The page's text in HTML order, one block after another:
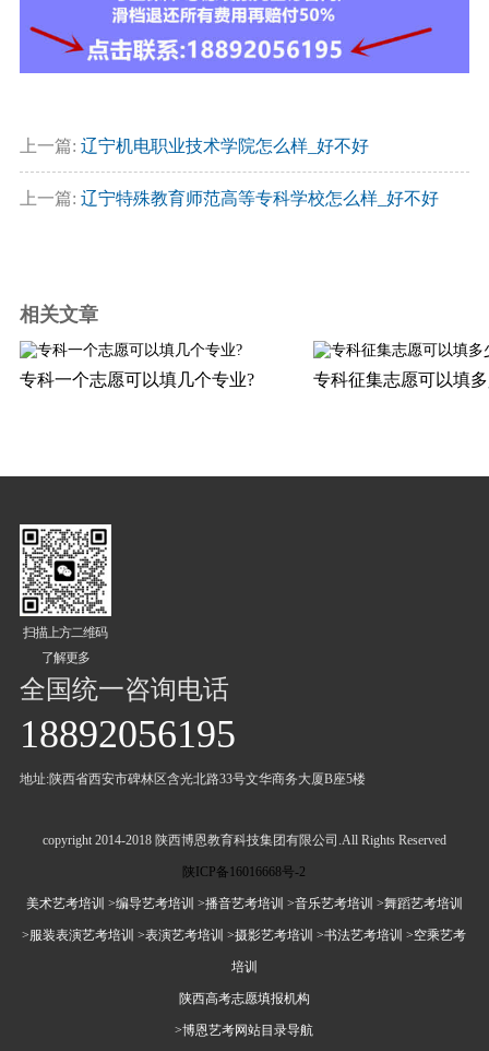
上一篇: 辽宁机电职业技术学院怎么样_好不好
上一篇: 辽宁特殊教育师范高等专科学校怎么样_好不好
相关文章
专科一个志愿可以填几个专业? 专科征集志愿可以填
扫描上方二维码
了解更多
全国统一咨询电话
18892056195
地址:陕西省西安市碑林区含光北路33号文华商务大厦B座5楼
copyright 2014-2018 陕西博恩教育科技集团有限公司.All Rights Reserved
陕ICP备16016668号-2
美术艺考培训 >编导艺考培训 >播音艺考培训 >音乐艺考培训 >舞蹈艺考培训
>服装表演艺考培训 >表演艺考培训 >摄影艺考培训 >书法艺考培训 >空乘艺考
培训
陕西高考志愿填报机构
>博恩艺考网站目录导航